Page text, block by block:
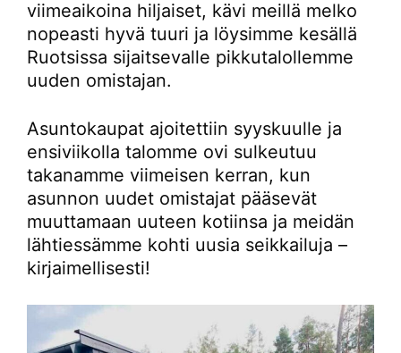
viimeaikoina hiljaiset, kävi meillä melko
nopeasti hyvä tuuri ja löysimme kesällä
Ruotsissa sijaitsevalle pikkutalollemme
uuden omistajan.
Asuntokaupat ajoitettiin syyskuulle ja
ensiviikolla talomme ovi sulkeutuu
takanamme viimeisen kerran, kun
asunnon uudet omistajat pääsevät
muuttamaan uuteen kotiinsa ja meidän
lähtiessämme kohti uusia seikkailuja –
kirjaimellisesti!